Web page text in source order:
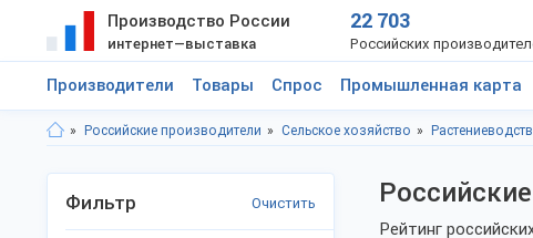
Производство России
интернет—выставка
22 703
Российских
Производители Товары Спрос Промышленная карта
Российские производители Сельское хозяйство
Рейтинг
Фильтр Очистить